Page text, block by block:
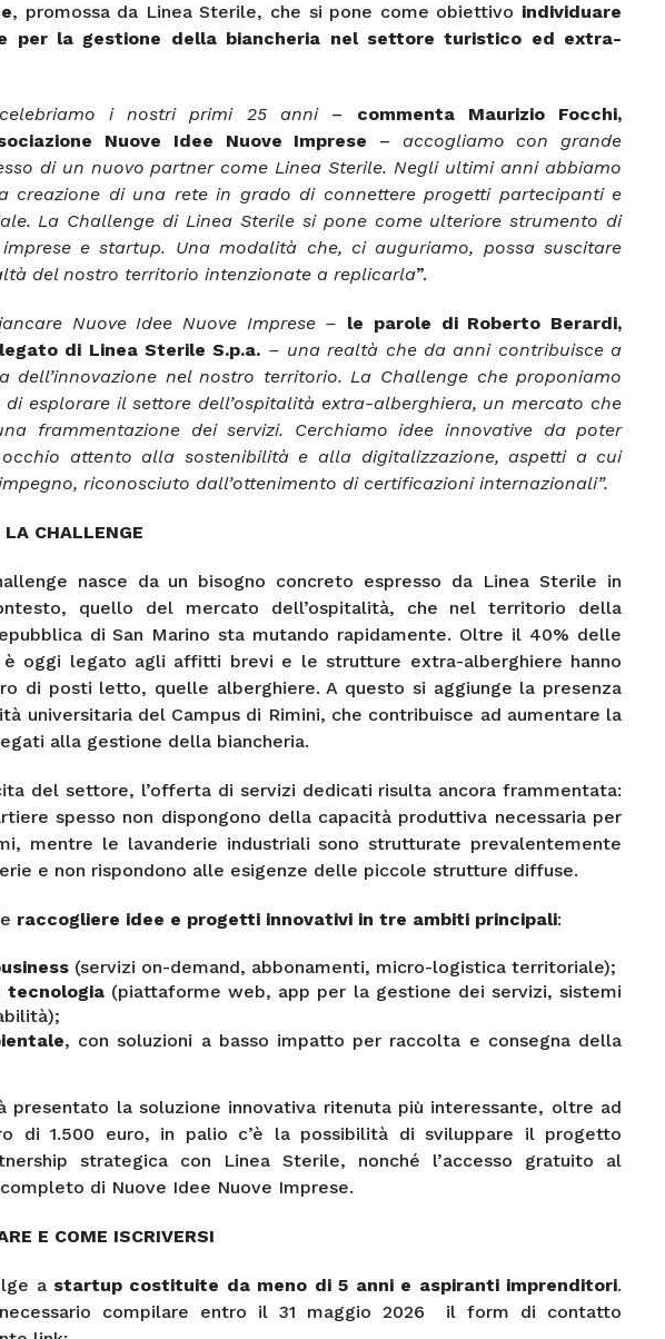
, promossa da Linea Sterile, che si pone come obiettivo individuare
per la gestione della biancheria nel settore turistico ed extra-
i nostri primi 25 anni– commenta Maurizio Focchi,
Nuove Idee Nuove Imprese – accogliamo con grande
di un nuovo partner come Linea Sterile. Negli ultimi anni abbiamo
creazione di una rete in grado di connettere progetti partecipanti e
La Challenge di Linea Sterile si pone come ulteriore strumento di
e startup. Una modalità che, ci auguriamo, possa suscitare
del nostro territorio intenzionate a replicarla”.
Nuove Idee Nuove Imprese – le parole di Roberto Berardi,
di Linea Sterile S.p.a. – una realtà che da anni contribuisce a
dell’innovazione nel nostro territorio. La Challenge che proponiamo
esplorare il settore dell’ospitalità extra-alberghiera, un mercato che
frammentazione dei servizi. Cerchiamo idee innovative da poter
attento alla sostenibilità e alla digitalizzazione, aspetti a cui
riconosciuto dall’ottenimento di certificazioni internazionali”.
CHALLENGE
nasce da un bisogno concreto espresso da Linea Sterile in
quello del mercato dell’ospitalità, che nel territorio della
di San Marino sta mutando rapidamente. Oltre il 40% delle
è oggi legato agli affitti brevi e le strutture extra-alberghiere hanno
di posti letto, quelle alberghiere. A questo si aggiunge la presenza
universitaria del Campus di Rimini, che contribuisce ad aumentare la
alla gestione della biancheria.
del settore, l’offerta di servizi dedicati risulta ancora frammentata:
spesso non dispongono della capacità produttiva necessaria per
mentre le lavanderie industriali sono strutturate prevalentemente
e non rispondono alle esigenze delle piccole strutture diffuse.
raccogliere idee e progetti innovativi in tre ambiti principali:
(servizi on-demand, abbonamenti, micro-logistica territoriale);
tecnologia(piattaforme web, app per la gestione dei servizi, sistemi
, con soluzioni a basso impatto per raccolta e consegna della
presentato la soluzione innovativa ritenuta più interessante, oltre ad
di 1.500 euro, in palio c’è la possibilità di sviluppare il progetto
strategica con Linea Sterile, nonché l’accesso gratuito al
di Nuove Idee Nuove Imprese.
E COME ISCRIVERSI
a startup costituite da meno di 5 anni e aspiranti imprenditori.
compilare entro il 31 maggio 2026 il form di contatto